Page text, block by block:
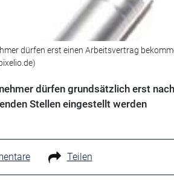
dürfen erst einen Arbeitsvertrag
dürfen grundsätzlich erst
Stellen eingestellt werden
Teilen